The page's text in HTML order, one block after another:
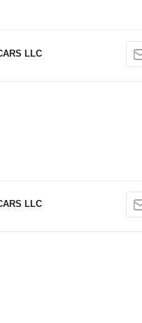
LLC
LLC